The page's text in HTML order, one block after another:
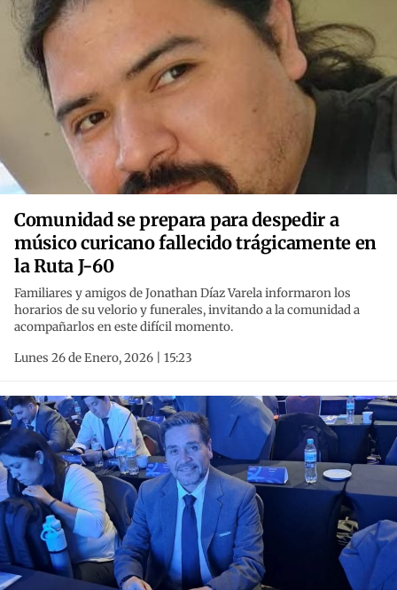
Comunidad se prepara para despedir a
músico curicano fallecido trágicamente en
la Ruta J-60
Familiares y amigos de Jonathan Díaz Varela informaron los
horarios de su velorio y funerales, invitando a la comunidad a
acompañarlos en este difícil momento.
Lunes 26 de Enero, 2026 | 15:23